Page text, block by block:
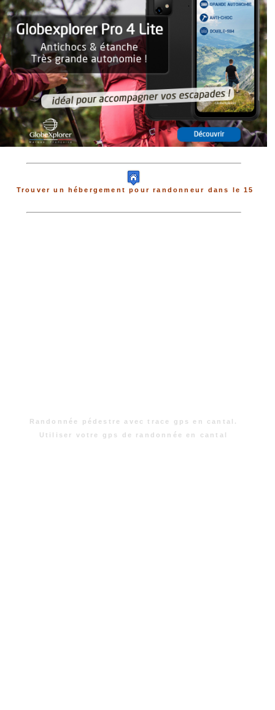
Trouver un hébergement pour randonneur dans le 15
Randonnée pédestre avec trace gps en cantal.
Utiliser votre gps de randonnée en cantal